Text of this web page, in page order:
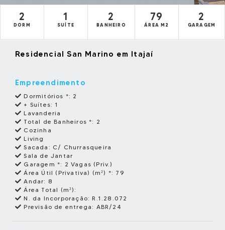
2
DORM
1
SUÍTE
2
BANHEIRO
79
ÁREA M2
2
GARAGEM
Residencial San Marino em Itajaí
Empreendimento
Dormitórios *: 2
+ Suítes: 1
Lavanderia
Total de Banheiros *: 2
Cozinha
Living
Sacada: C/ Churrasqueira
Sala de Jantar
Garagem *: 2 Vagas (Priv.)
Área Útil (Privativa) (m²) *: 79
Andar: 8
Área Total (m²):
N. da Incorporação:R.1.28.072
Previsão de entrega: ABR/24